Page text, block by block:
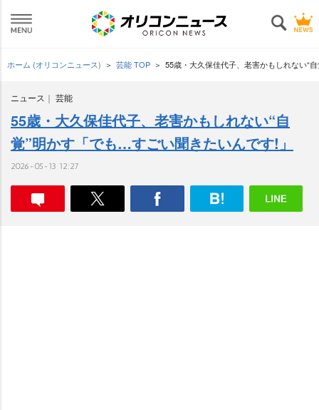
ホーム (オリコンニュース) 芸能 TOP 55歳・大久保佳代子、老害かもしれない“
ニュース 芸能
55歳・大久保佳代子、老害かもしれない“自
覚”明かす「でも…すごい聞きたいんです!」
2026-05-13 12:27